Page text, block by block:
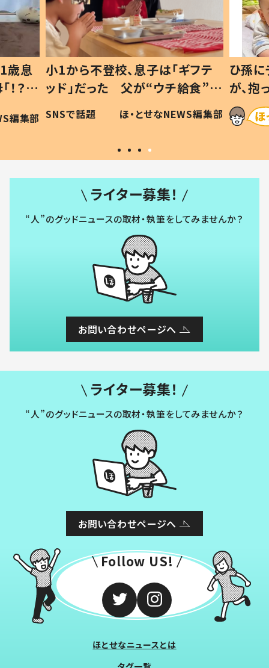
歳息
？」
編集部
小1から不登校、息子は「ギフテ
ッド」だった 父が“ウチ給食”を
作り続ける理由とは #令和の親
#令和の子
SNSで話題 ほ・とせなNEWS編集部
ひ孫
が、
「涙が
い」
ライター募集！
“人”のグッドニュースの取材・執筆をしてみませんか？
お問い合わせページへ
ライター募集！
“人”のグッドニュースの取材・執筆をしてみませんか？
お問い合わせページへ
Follow US!
ほとせなニュースとは